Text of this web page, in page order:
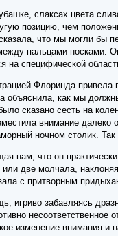
слаксах цвета
позицию, чем
что мы могли бы
пальцами носками.
на специфической
Флоринда привела
объяснила, как мы
сказано сесть на
внимание
ночном столик.
нам, что он
две молчала,
с притворным
игриво забавляясь
несоответственное
изменение внимания и